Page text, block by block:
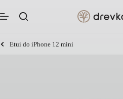
do
treści
Etui do iPhone 12 mini